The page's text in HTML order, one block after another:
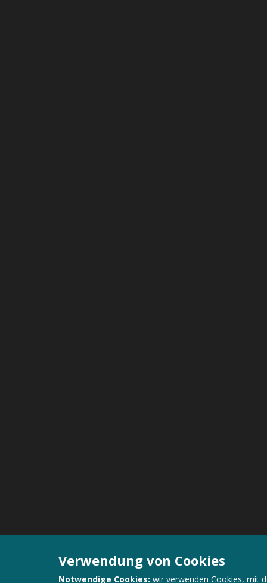
Verwendung von Cookies
Notwendige Cookies: wir verwenden Cookies, mit